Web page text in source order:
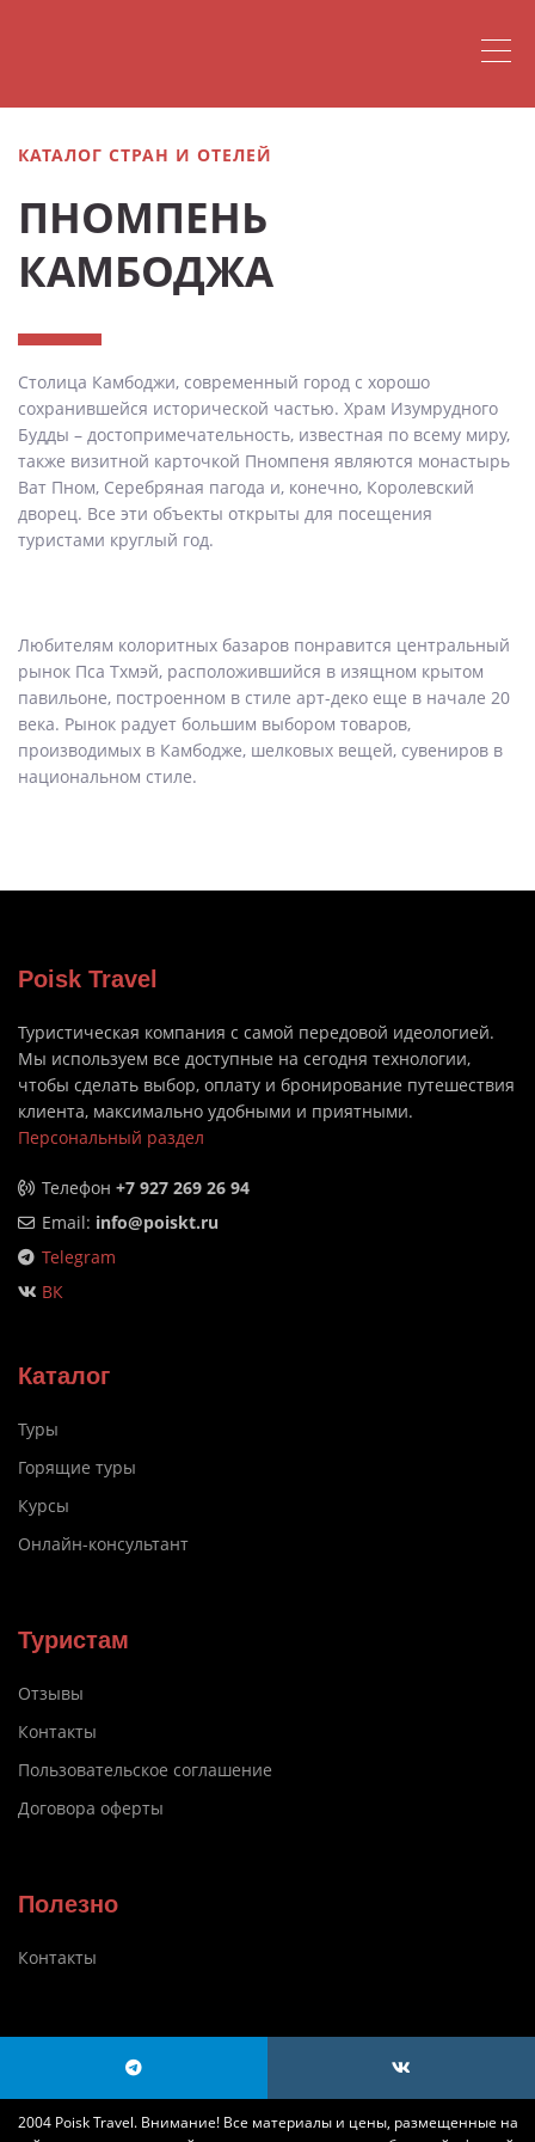
КАТАЛОГ СТРАН И ОТЕЛЕЙ
ПНОМПЕНЬ
КАМБОДЖА
Столица Камбоджи, современный город с хорошо
сохранившейся исторической частью. Храм Изумрудного
Будды – достопримечательность, известная по всему миру,
также визитной карточкой Пномпеня являются монастырь
Ват Пном, Серебряная пагода и, конечно, Королевский
дворец. Все эти объекты открыты для посещения
туристами круглый год.
Любителям колоритных базаров понравится центральный
рынок Пса Тхмэй, расположившийся в изящном крытом
павильоне, построенном в стиле арт-деко еще в начале 20
века. Рынок радует большим выбором товаров,
производимых в Камбодже, шелковых вещей, сувениров в
национальном стиле.
Poisk Travel
Туристическая компания с самой передовой идеологией.
Мы используем все доступные на сегодня технологии,
чтобы сделать выбор, оплату и бронирование путешествия
клиента, максимально удобными и приятными.
Персональный раздел
Телефон +7 927 269 26 94
Email: info@poiskt.ru
Telegram
ВК
Каталог
Туры
Горящие туры
Курсы
Онлайн-консультант
Туристам
Отзывы
Контакты
Пользовательское соглашение
Договора оферты
Полезно
Контакты
2004 Poisk Travel. Внимание! Все материалы и цены, размещенные на